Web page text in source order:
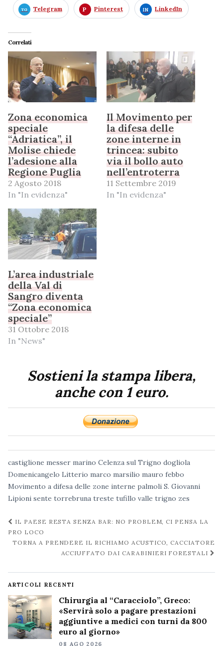
Telegram Pinterest LinkedIn
Correlati
Zona economica
speciale
“Adriatica”, il
Molise chiede
l’adesione alla
Regione Puglia
2 Agosto 2018
In "In evidenza"
Il Movimento per
la difesa delle
zone interne in
trincea: subito
via il bollo auto
nell’entroterra
11 Settembre 2019
In "In evidenza"
L’area industriale
della Val di
Sangro diventa
“Zona economica
speciale”
31 Ottobre 2018
In "News"
Sostieni la stampa libera,
anche con 1 euro.
castiglione messer marino Celenza sul Trigno dogliola
Domenicangelo Litterio marco marsilio mauro febbo
Movimento a difesa delle zone interne palmoli S. Giovanni
Lipioni sente torrebruna treste tufillo valle trigno zes
Navigazione
post
IL PAESE RESTA SENZA BAR: NO PROBLEM, CI PENSA LA
PRO LOCO
TORNA A PRENDERE IL RICHIAMO ACUSTICO, CACCIATORE
ACCIUFFATO DAI CARABINIERI FORESTALI
ARTICOLI RECENTI
Chirurgia al “Caracciolo”, Greco:
«Servirà solo a pagare prestazioni
aggiuntive a medici con turni da 800
euro al giorno»
08 AGO 2026